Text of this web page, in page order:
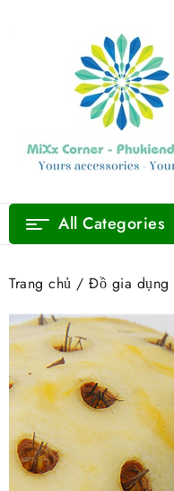
All Categories
Trang chủ / Đồ gia dụng